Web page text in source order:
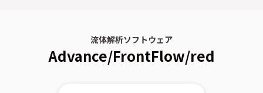
流体解析ソフトウェア
Advance/FrontFlow/red